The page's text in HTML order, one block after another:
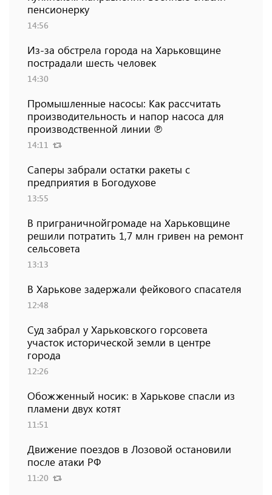
пенсионерку
14:56
Из-за обстрела города на Харьковщине
пострадали шесть человек
14:30
Промышленные насосы: Как рассчитать
производительность и напор насоса для
производственной линии ℗
14:11
Саперы забрали остатки ракеты с
предприятия в Богодухове
13:55
В приграничнойгромаде на Харьковщине
решили потратить 1,7 млн ​​гривен на ремонт
сельсовета
13:13
В Харькове задержали фейкового спасателя
12:48
Суд забрал у Харьковского горсовета
участок исторической земли в центре
города
12:26
Обожженный носик: в Харькове спасли из
пламени двух котят
11:51
Движение поездов в Лозовой остановили
после атаки РФ
11:20